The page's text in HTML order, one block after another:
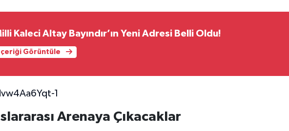
Kaleci Altay Bayındır’ın Yeni Adresi Belli Oldu!
İçeriği Görüntüle
Arenaya Çıkacaklar